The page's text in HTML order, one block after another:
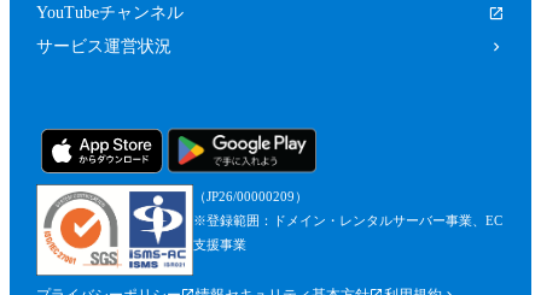
YouTubeチャンネル
サービス運営状況
（JP26/00000209）
※登録範囲：ドメイン・レンタルサーバー事業、EC
支援事業